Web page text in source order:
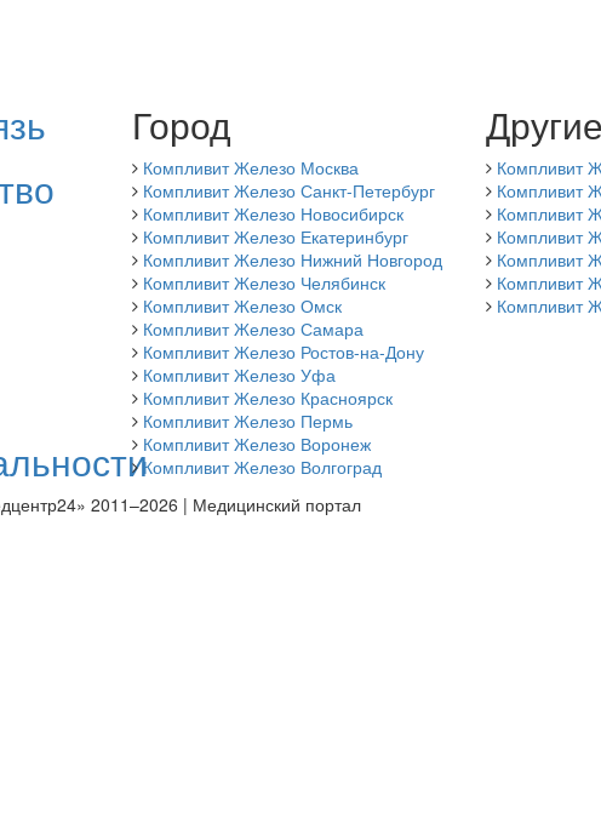
Город
Компливит Железо Москва
Компливит Железо Санкт-Петербург
Компливит Железо Новосибирск
Компливит Железо Екатеринбург
Компливит Железо Нижний Новгород
Компливит Железо Челябинск
Компливит Железо Омск
Компливит Железо Самара
Компливит Железо Ростов-на-Дону
Компливит Железо Уфа
Компливит Железо Красноярск
Компливит Железо Пермь
Компливит Железо Воронеж
Компливит Железо Волгоград
Компливит
Компливит
Компливит
Компливит
Компливит
Компливит
Компливит
2011–2026 | Медицинский портал